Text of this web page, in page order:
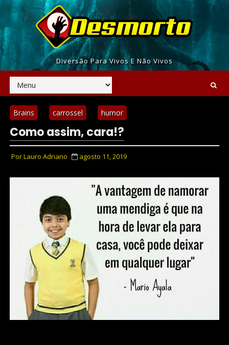
Diversão Para Vivos E Não Vivos
Brains carrossel humor
Como assim, cara!?
PorLauro Adriano agosto 11, 2019